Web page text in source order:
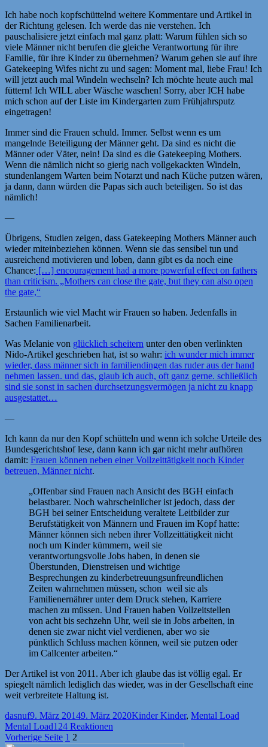
Ich habe noch kopfschüttelnd weitere Kommentare und Artikel in
der Richtung gelesen. Ich werde das nie verstehen. Ich
pauschalisiere jetzt einfach mal ganz platt: Warum fühlen sich so
viele Männer nicht berufen die gleiche Verantwortung für ihre
Familie, für ihre Kinder zu übernehmen? Warum gehen sie auf ihre
Gatekeeping Wifes nicht zu und sagen: Moment mal, liebe Frau! Ich
will jetzt auch mal Windeln wechseln? Ich möchte heute auch mal
füttern! Ich WILL aber Wäsche waschen! Sorry, aber ICH habe
mich schon auf der Liste im Kindergarten zum Frühjahrsputz
eingetragen!
Immer sind die Frauen schuld. Immer. Selbst wenn es um
mangelnde Beteiligung der Männer geht. Da sind es nicht die
Männer oder Väter, nein! Da sind es die Gatekeeping Mothers.
Wenn die nämlich nicht so gierig nach vollgekackten Windeln,
stundenlangem Warten beim Notarzt und nach Küche putzen wären,
ja dann, dann würden die Papas sich auch beteiligen. So ist das
nämlich!
—
Übrigens, Studien zeigen, dass Gatekeeping Mothers Männer auch
wieder miteinbeziehen können. Wenn sie das sensibel tun und
ausreichend motivieren und loben, dann gibt es da noch eine
Chance: […] encouragement had a more powerful effect on fathers
than criticism. „Mothers can close the gate, but they can also open
the gate,“
Erstaunlich wie viel Macht wir Frauen so haben. Jedenfalls in
Sachen Familienarbeit.
Was Melanie von glücklich scheitern unter den oben verlinkten
Nido-Artikel geschrieben hat, ist so wahr: ich wunder mich immer
wieder, dass männer sich in familiendingen das ruder aus der hand
nehmen lassen. und das, glaub ich auch, oft ganz gerne. schließlich
sind sie sonst in sachen durchsetzungsvermögen ja nicht zu knapp
ausgestattet…
—
Ich kann da nur den Kopf schütteln und wenn ich solche Urteile des
Bundesgerichtshof lese, dann kann ich gar nicht mehr aufhören
damit: Frauen können neben einer Vollzeittätigkeit noch Kinder
betreuen, Männer nicht.
„Offenbar sind Frauen nach Ansicht des BGH einfach
belastbarer. Noch wahrscheinlicher ist jedoch, dass der
BGH bei seiner Entscheidung veraltete Leitbilder zur
Berufstätigkeit von Männern und Frauen im Kopf hatte:
Männer können sich neben ihrer Vollzeittätigkeit nicht
noch um Kinder kümmern, weil sie
verantwortungsvolle Jobs haben, in denen sie
Überstunden, Dienstreisen und wichtige
Besprechungen zu kinderbetreuungsunfreundlichen
Zeiten wahrnehmen müssen, schon weil sie als
Familienernährer unter dem Druck stehen, Karriere
machen zu müssen. Und Frauen haben Vollzeitstellen
von acht bis sechzehn Uhr, weil sie in Jobs arbeiten, in
denen sie zwar nicht viel verdienen, aber wo sie
pünktlich Schluss machen können, weil sie putzen oder
im Callcenter arbeiten.“
Der Artikel ist von 2011. Aber ich glaube das ist völlig egal. Er
spiegelt nämlich lediglich das wieder, was in der Gesellschaft eine
weit verbreitete Haltung ist.
Autor
dasnufVeröffentlicht
am
9. März 20149. März 2020Kategorien
Kinder Kinder, Mental Load
Mental Load124 Reaktionen
Seitennummerierung
Vorherige Seite Seite
1 Seite
2